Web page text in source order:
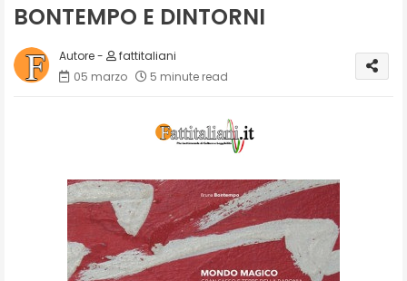
BONTEMPO E DINTORNI
fattitaliani
05 marzo
5 minute read